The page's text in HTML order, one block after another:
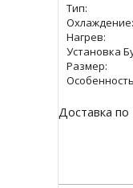
Тип:
Охлаждение:
Нагрев:
Установка
Размер:
Доставка